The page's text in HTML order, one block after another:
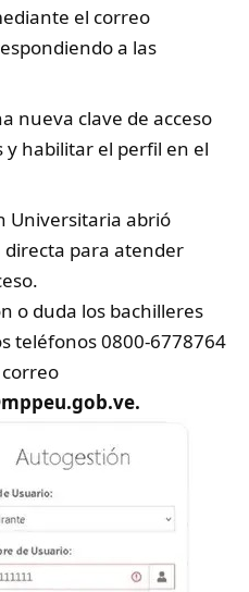
el correo
a las
nueva clave de acceso
y habilitar el perfil en el
Universitaria abrió
directa para atender
o duda los bachilleres
teléfonos 0800-6778764